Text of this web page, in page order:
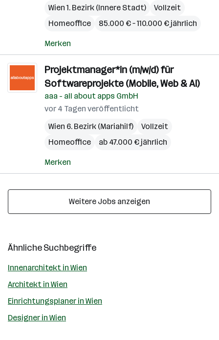
Wien 1. Bezirk (Innere Stadt)
Vollzeit
Homeoffice
85.000 € – 110.000 € jährlich
Merken
Projektmanager*in (m/w/d) für
Softwareprojekte (Mobile, Web & AI)
aaa - all about apps GmbH
vor 4 Tagen veröffentlicht
Wien 6. Bezirk (Mariahilf)
Vollzeit
Homeoffice
ab 47.000 € jährlich
Merken
Weitere Jobs anzeigen
Ähnliche Suchbegriffe
Innenarchitekt in Wien
Architekt in Wien
Einrichtungsplaner in Wien
Designer in Wien